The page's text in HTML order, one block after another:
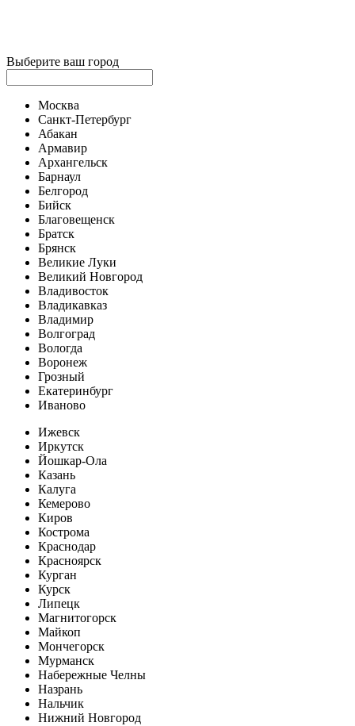
Выберите ваш город
Москва
Санкт-Петербург
Абакан
Армавир
Архангельск
Барнаул
Белгород
Бийск
Благовещенск
Братск
Брянск
Великие Луки
Великий Новгород
Владивосток
Владикавказ
Владимир
Волгоград
Вологда
Воронеж
Грозный
Екатеринбург
Иваново
Ижевск
Иркутск
Йошкар-Ола
Казань
Калуга
Кемерово
Киров
Кострома
Краснодар
Красноярск
Курган
Курск
Липецк
Магнитогорск
Майкоп
Мончегорск
Мурманск
Набережные Челны
Назрань
Нальчик
Нижний Новгород